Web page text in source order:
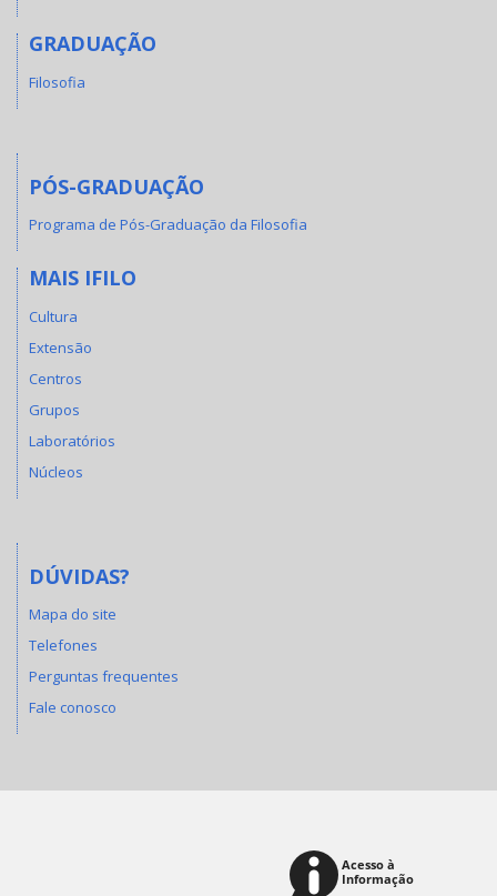
GRADUAÇÃO
Filosofia
PÓS-GRADUAÇÃO
Programa de Pós-Graduação da Filosofia
MAIS IFILO
Cultura
Extensão
Centros
Grupos
Laboratórios
Núcleos
DÚVIDAS?
Mapa do site
Telefones
Perguntas frequentes
Fale conosco